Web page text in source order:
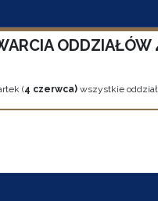
ODDZIAŁÓW
(4 czerwca) wszystkie